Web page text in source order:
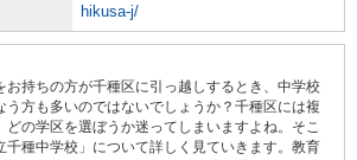
hikusa-j/
お持ちの方が千種区に引っ越しするとき、中学校
う方も多いのではないでしょうか？千種区には複
の学区を選ぼうか迷ってしまいますよね。そこ
千種中学校」について詳しく見ていきます。教育